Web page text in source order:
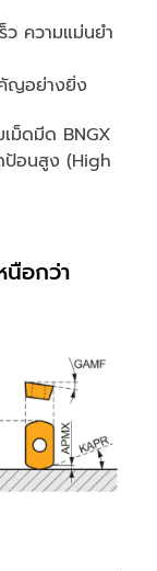
ว ความแม่นยำ
คัญอย่างยิ่ง
ม็ดมีด BNGX
ป้อนสูง (High
นือกว่า